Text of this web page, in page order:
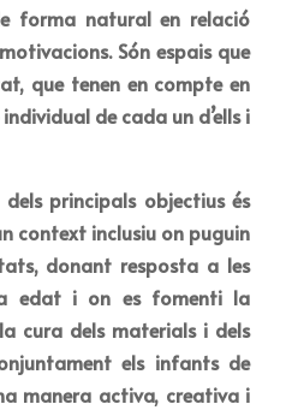
forma natural en relació
Són espais que
que tenen en compte en
de cada un d’ells i
dels principals objectius és
context inclusiu on puguin
donant resposta a les
edat i on es fomenti la
cura dels materials i dels
els infants de
manera activa, creativa i